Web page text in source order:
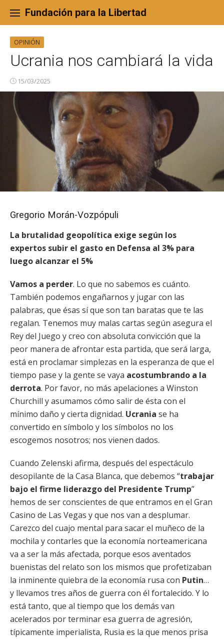
content
Fundación para la Libertad
OPINIÓN
Ucrania nos cambiará la vida
15/03/2025
Gregorio Morán-Vozpópuli
La brutalidad geopolítica exige según los
expertos subir el gasto en Defensa al 3% para
luego alcanzar el 5%
Vamos a perder. Lo que no sabemos es cuánto.
También podemos engañarnos y jugar con las
palabras, que ésas sí que son tan baratas que te las
regalan. Tenemos muy malas cartas según asegura el
Rey del Juego y creo con absoluta convicción que la
peor manera de afrontar esta partida, que será larga,
está en proclamar simplezas en la esperanza de que el
tiempo pase y la gente se vaya acostumbrando a la
derrota. Por favor, no más apelaciones a Winston
Churchill y asumamos cómo salir de ésta con el
mínimo daño y cierta dignidad. Ucrania se ha
convertido en símbolo y los símbolos no los
escogemos nosotros; nos vienen dados.
Cuando Zelenski afirma, después del espectáculo
desopilante de la Casa Blanca, que debemos “trabajar
bajo el firme liderazgo del Presidente Trump”
hemos de ser conscientes de que entramos en el Gran
Casino de Las Vegas y que nos van a desplumar.
Carezco del cuajo mental para sacar el muñeco de la
mochila y contarles que la economía norteamericana
va a ser la más afectada, porque esos aventados
buenistas del relato son los mismos que profetizaban
la inminente quiebra de la economía rusa con Putin…
y llevamos tres años de guerra con él fortalecido. Y lo
está tanto, que al tiempo que los demás van
acelerados por terminar esa guerra de agresión,
típicamente imperialista, Rusia es la que menos prisa